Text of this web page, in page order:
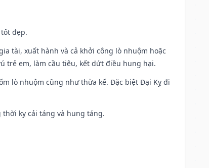
đẹp.
tài, xuất hành và cả khởi công lò nhuộm hoặc
trẻ em, làm cầu tiêu, kết dứt điều hung hại.
lò nhuộm cũng như thừa kế. Đặc biệt Đại Kỵ đi
thời kỵ cải táng và hung táng.